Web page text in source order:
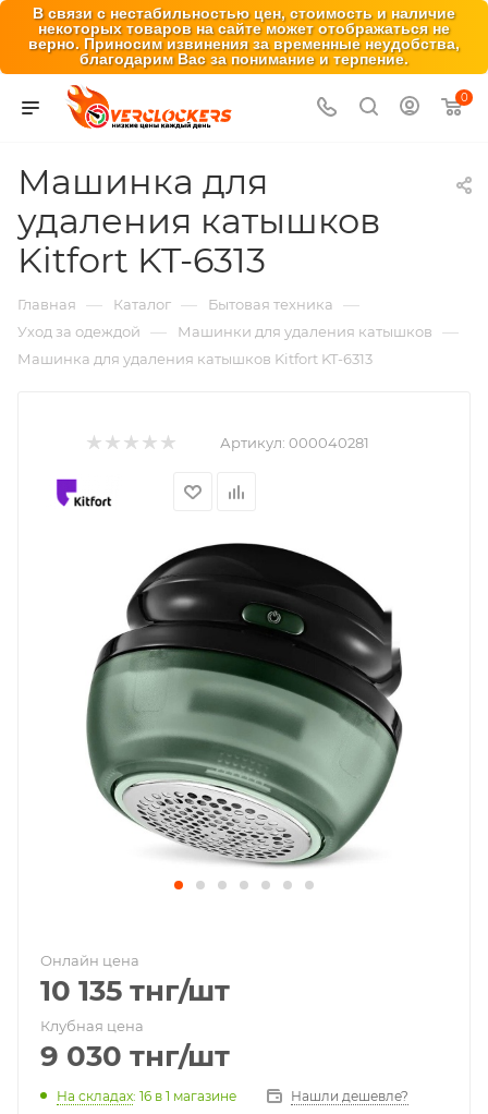
В связи с нестабильностью цен, стоимость и наличие
некоторых товаров на сайте может отображаться не
верно. Приносим извинения за временные неудобства,
благодарим Вас за понимание и терпение.
0
Машинка для
удаления катышков
Kitfort KT-6313
Главная — Каталог — Бытовая техника —
Уход за одеждой — Машинки для удаления катышков —
Машинка для удаления катышков Kitfort KT-6313
Артикул: 000040281
Онлайн цена
10 135 тнг/шт
Клубная цена
9 030 тнг/шт
На складах: 16 в 1 магазине Нашли дешевле?